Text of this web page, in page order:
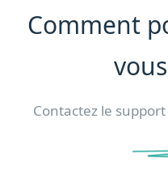
Comment
Contactez le